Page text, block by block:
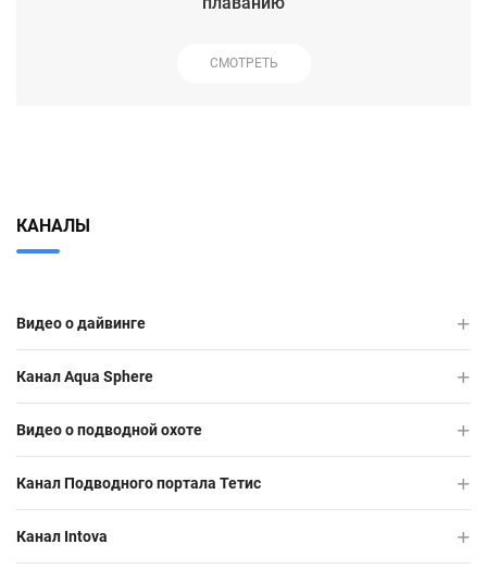
СМОТРЕТЬ
КАНАЛЫ
Видео о дайвинге
Канал Aqua Sphere
Видео о подводной охоте
Канал Подводного портала Тетис
Канал Intova